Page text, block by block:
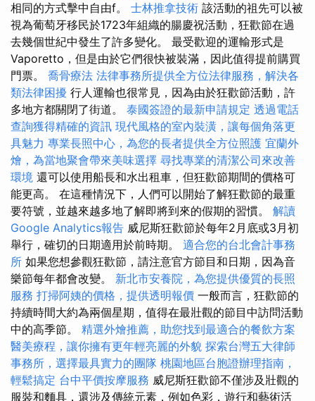
相同的方式擊中自由f。 士林推拿技術 該活動的祖先可以被
視為葡萄牙移民於1723年組織的腸慶祝活動，狂歡節在過
去幾個世紀中發生了許多變化。 最受歡迎的運輸形式是
Vaporetto，但是由於它們很快被裝滿，因此值得提前購買
門票。 喬骨療法 法律事務所提供全方位法律服務，解決各
類法律困擾 行人運輸也很常見，因為由於狂歡節活動，許
多地方都關閉了街道。 泰國簽證的最新申請規定 透過電話
查詢獲得精確的資訊 現代風格的室內裝潢，讓每個角落更
具魅力 專業長照中心，為您的長者提供全方位照護 宜蘭外
燴，為當地聚會帶來美味選擇 尋找專業的清潔公司來改善
環境 還可以使用船長和水出租車，但狂歡節期間的價格可
能更高。 在這種情況下，人們可以開始了解狂歡節的最重
要符號，並越來越多地了解即將到來的假期的習慣。 解讀
Google Analytics報告 威尼斯狂歡節於每年2月底或3月初
舉行，確切的日期適用於前時期。 適合您的台北會計事務
所 如果您想參觀狂歡節，請注意官方節目和日期，因為音
樂節每年都會改變。 新北市安養院，為您提供優質的長照
服務 打掃阿姨的價格，提供透明報價 一般而言，狂歡節的
持續時間大約為兩個星期，值得在最壯觀的節目中訪問活動
中的高季節。 精選外燴推薦，助您找到最適合的餐飲方案
醫美療程，讓你擁有更年輕亮麗的外貌 探索台灣五大律師
事務所，選擇最具實力的團隊 桃園地區台胞證辦理指南，
輕鬆搞定 台中平價按摩服務 威尼斯狂歡節不僅涉及壯觀的
服裝和麵具，還涉及傳統元素，例如色彩，遊行和藝術活